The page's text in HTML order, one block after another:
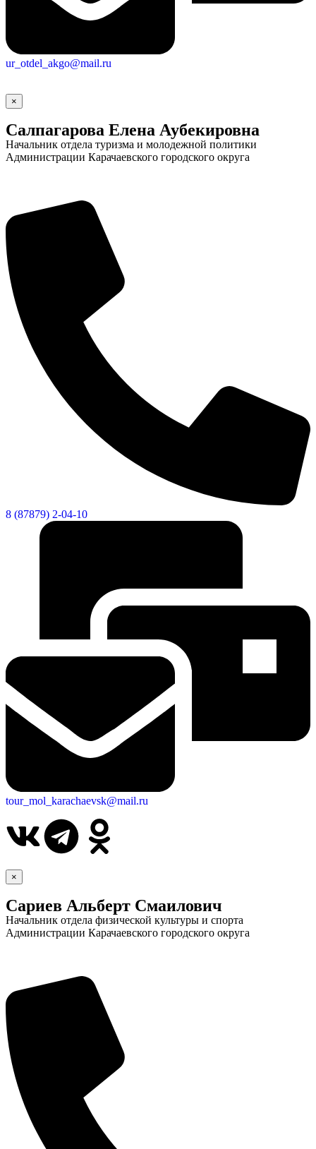
ur_otdel_akgo@mail.ru
×
Салпагарова Елена Аубекировна
Начальник отдела туризма и молодежной политики
Администрации Карачаевского городского округа
8 (87879) 2-04-10
tour_mol_karachaevsk@mail.ru
×
Сариев Альберт Смаилович
Начальник отдела физической культуры и спорта
Администрации Карачаевского городского округа